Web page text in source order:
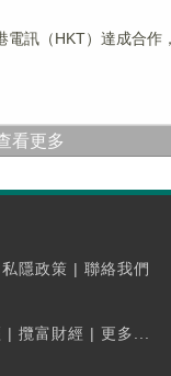
訊（HKT）達成合
看更多
私隱政策 | 聯絡我們
| 攬富財經 | 更多...